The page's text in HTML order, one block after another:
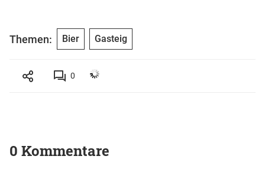
Themen: Bier Gasteig
0
0 Kommentare